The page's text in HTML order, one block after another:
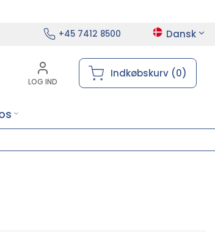
+45 7412 8500 Dansk
LOG IND
Indkøbskurv (0)